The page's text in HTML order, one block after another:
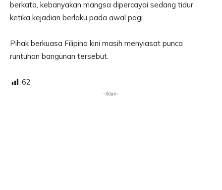
berkata, kebanyakan mangsa dipercayai sedang tidur
ketika kejadian berlaku pada awal pagi.
Pihak berkuasa Filipina kini masih menyiasat punca
runtuhan bangunan tersebut.
62
-Iklan-